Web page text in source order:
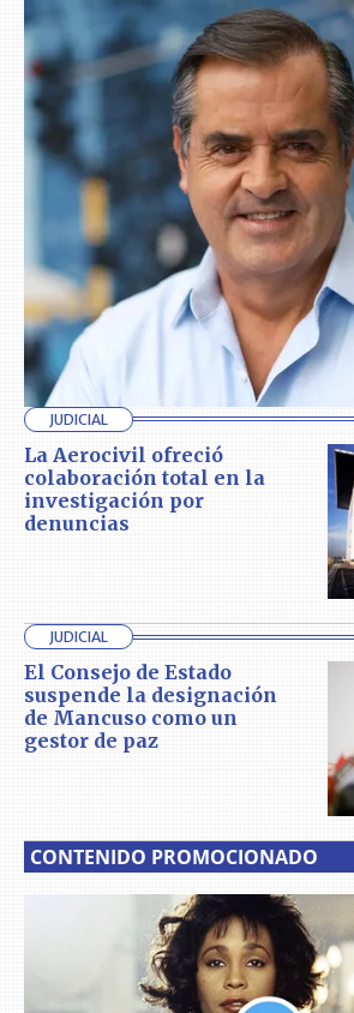
JUDICIAL
La Aerocivil ofreció
colaboración total en la
investigación por
denuncias
JUDICIAL
El Consejo de Estado
suspende la designación
de Mancuso como un
gestor de paz